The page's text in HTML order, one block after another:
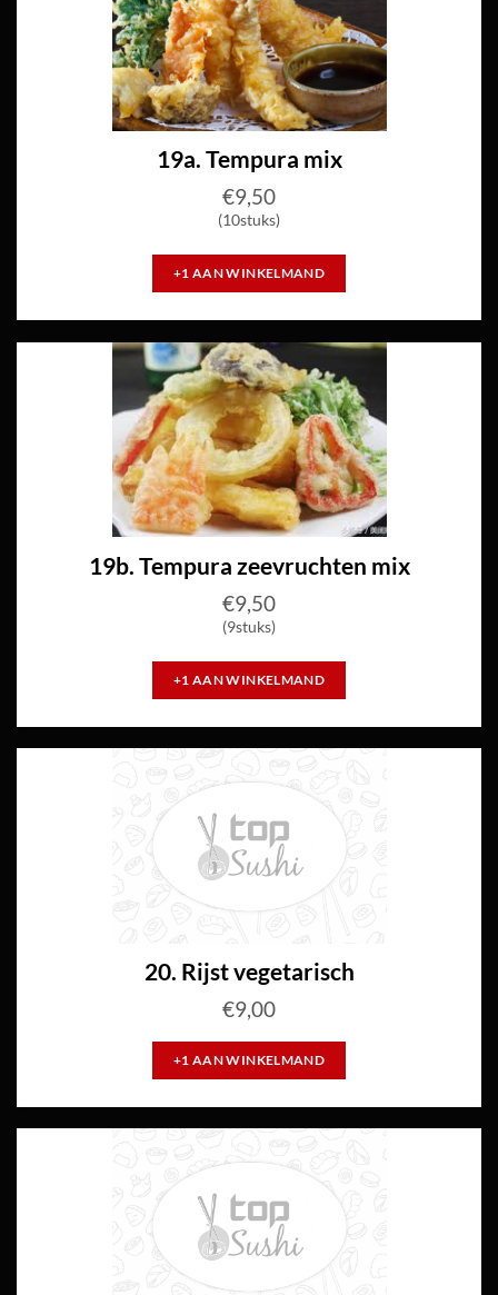
19a. Tempura mix
€9,50
(10stuks)
+1 AAN WINKELMAND
19b. Tempura zeevruchten mix
€9,50
(9stuks)
+1 AAN WINKELMAND
20. Rijst vegetarisch
€9,00
+1 AAN WINKELMAND